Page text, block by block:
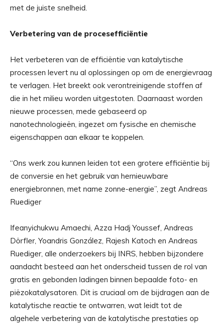
met de juiste snelheid.
Verbetering van de procesefficiëntie
Het verbeteren van de efficiëntie van katalytische
processen levert nu al oplossingen op om de energievraag
te verlagen. Het breekt ook verontreinigende stoffen af ​​
die in het milieu worden uitgestoten. Daarnaast worden
nieuwe processen, mede gebaseerd op
nanotechnologieën, ingezet om fysische en chemische
eigenschappen aan elkaar te koppelen.
“Ons werk zou kunnen leiden tot een grotere efficiëntie bij
de conversie en het gebruik van hernieuwbare
energiebronnen, met name zonne-energie”, zegt Andreas
Ruediger
Ifeanyichukwu Amaechi, Azza Hadj Youssef, Andreas
Dörfler, Yoandris González, Rajesh Katoch en Andreas
Ruediger, alle onderzoekers bij INRS, hebben bijzondere
aandacht besteed aan het onderscheid tussen de rol van
gratis en gebonden ladingen binnen bepaalde foto- en
piëzokatalysatoren. Dit is cruciaal om de bijdragen aan de
katalytische reactie te ontwarren, wat leidt tot de
algehele verbetering van de katalytische prestaties op